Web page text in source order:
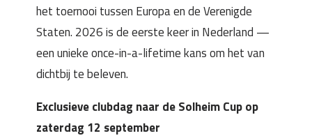
het toernooi tussen Europa en de Verenigde
Staten. 2026 is de eerste keer in Nederland —
een unieke once-in-a-lifetime kans om het van
dichtbij te beleven.
Exclusieve clubdag naar de Solheim Cup op
zaterdag 12 september